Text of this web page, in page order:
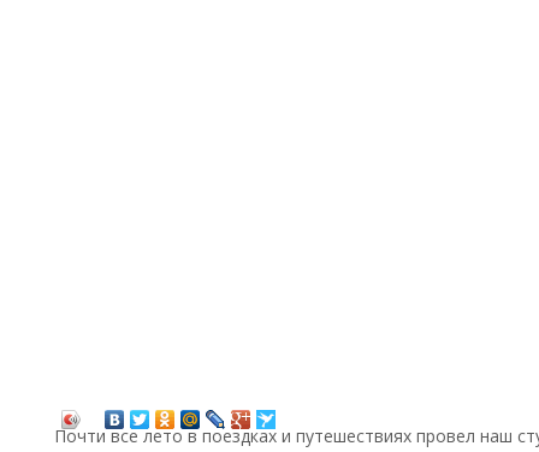
Почти все лето в поездках и путешествиях провел наш